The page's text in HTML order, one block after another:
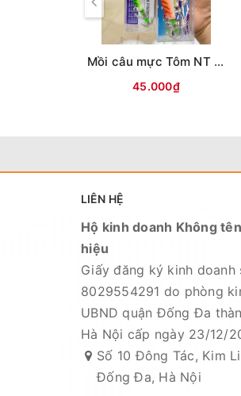
Mồi câu mực Tôm NT ( Lưng vằn )
45.000₫
LIÊN HỆ
Hộ kinh doanh Không
hiệu
Giấy đăng ký kinh doanh
8029554291 do phòng
UBND quận Đống Đa
Hà Nội cấp ngày 23/12/
Số 10 Đông Tác, Kim
Đống Đa, Hà Nội